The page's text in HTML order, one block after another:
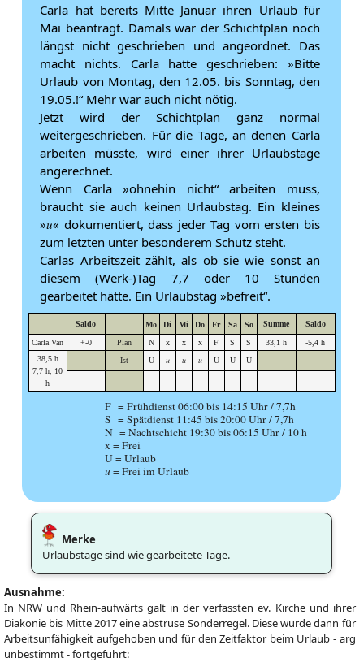
Carla hat bereits Mitte Januar ihren Urlaub für
Mai beantragt. Damals war der Schichtplan noch
längst nicht geschrieben und angeordnet. Das
macht nichts. Carla hatte geschrieben: »Bitte
Urlaub von Montag, den 12.05. bis Sonntag, den
19.05.!“ Mehr war auch nicht nötig.
Jetzt wird der Schichtplan ganz normal
weitergeschrieben. Für die Tage, an denen Carla
arbeiten müsste, wird einer ihrer Urlaubstage
angerechnet.
Wenn Carla »ohnehin nicht“ arbeiten muss,
braucht sie auch keinen Urlaubstag. Ein kleines
»u« dokumentiert, dass jeder Tag vom ersten bis
zum letzten unter besonderem Schutz steht.
Carlas Arbeitszeit zählt, als ob sie wie sonst an
diesem (Werk-)Tag 7,7 oder 10 Stunden
gearbeitet hätte. Ein Urlaubstag »befreit“.
Saldo Mo Di Mi Do Fr Sa So Summe Saldo
Carla Van +-0 Plan N x x x F S S 33,1 h
-5,4 h
38,5 h
7,7 h, 10
h
Ist U u u u U U U
F = Frühdienst 06:00 bis 14:15 Uhr / 7,7h
S = Spätdienst 11:45 bis 20:00 Uhr / 7,7h
N = Nachtschicht 19:30 bis 06:15 Uhr / 10 h
x = Frei
U = Urlaub
u= Frei im Urlaub
Merke
Urlaubstage sind wie gearbeitete Tage.
Ausnahme:
In NRW und Rhein-aufwärts galt in der verfassten ev. Kirche und ihrer
Diakonie bis Mitte 2017 eine abstruse Sonderregel. Diese wurde dann für
Arbeitsunfähigkeit aufgehoben und für den Zeitfaktor beim Urlaub - arg
unbestimmt - fortgeführt: